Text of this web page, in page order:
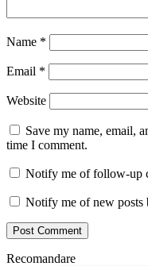
Name *
Email *
Website
Save my name, email,
time I comment.
Notify me of follow-up
Notify me of new posts
Recomandare